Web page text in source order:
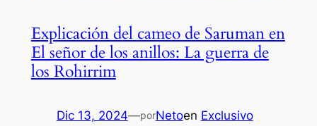
Explicación del cameo de Saruman en
El señor de los anillos: La guerra de
los Rohirrim
Dic 13, 2024—porNetoen Exclusivo